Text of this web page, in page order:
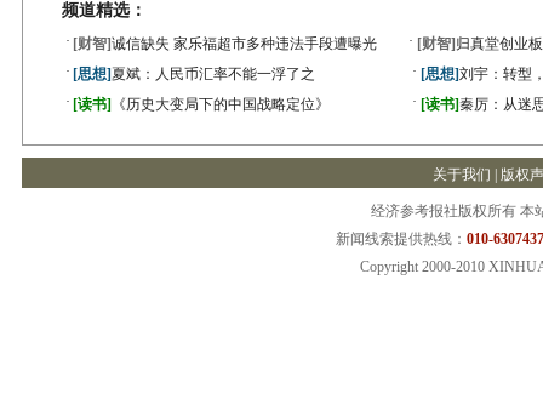
频道精选：
· [财智]诚信缺失 家乐福超市多种违法手段遭曝光 · [财智] 归真堂创业
· [思想]夏斌：人民币汇率不能一浮了之 · [思想]刘宇：转型
· [读书] 《历史大变局下的中国战略定位》 · [读书]秦厉：从迷
关于我们 版权
经济参考报社版权所有 本
新闻线索提供热线： 010-
Copyright 2000-2010